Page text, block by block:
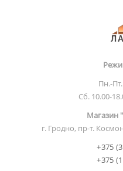
Пн.-
Сб. 10.00-
Магазин
г. Гродно, пр-т.
+375
+375